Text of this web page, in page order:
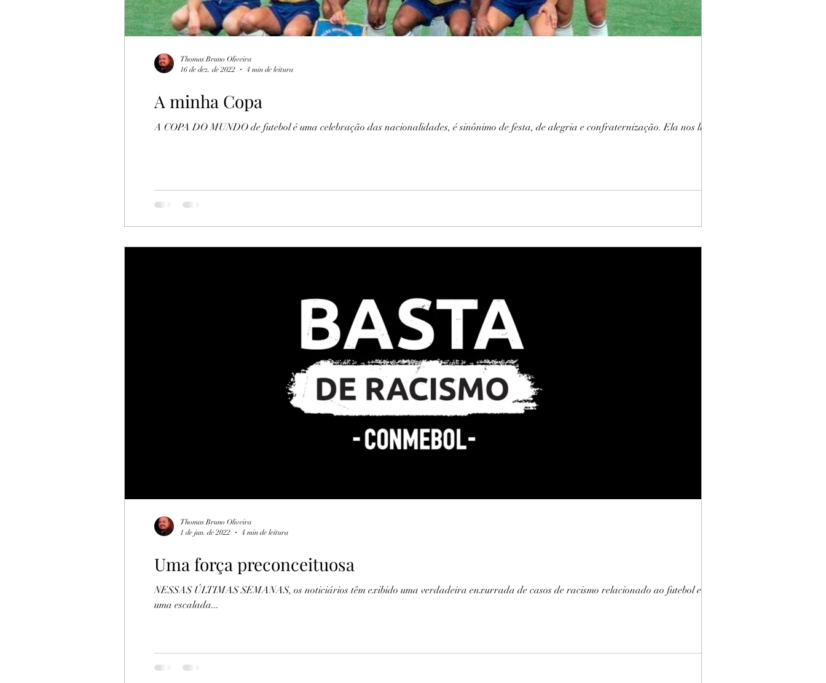
A minha Copa
A COPA DO MUNDO de futebol é uma celebração das nacionalidades, é sinônimo de festa, de alegria e confraternização. Ela nos liga...
Thomas Bruno Oliveira
16 de dez. de 2022
4 min de leitura
Uma força preconceituosa
NESSAS ÚLTIMAS SEMANAS, os noticiários têm exibido uma verdadeira enxurrada de casos de racismo relacionado ao futebol e em
uma escalada...
Thomas Bruno Oliveira
1 de jun. de 2022
4 min de leitura